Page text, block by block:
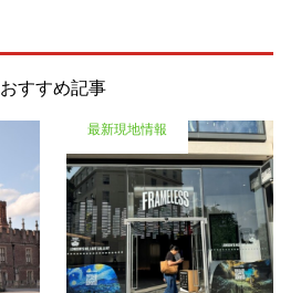
おすすめ記事
最新現地情報